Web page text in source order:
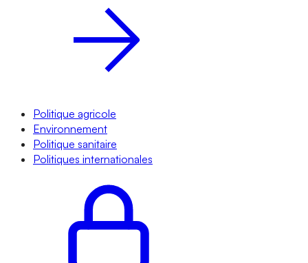
Politique agricole
Environnement
Politique sanitaire
Politiques internationales